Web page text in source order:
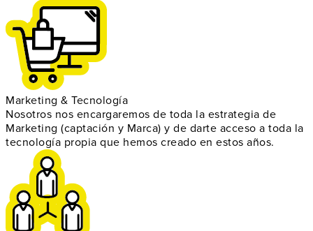
Marketing & Tecnología
Nosotros nos encargaremos de toda la estrategia de
Marketing (captación y Marca) y de darte acceso a toda la
tecnología propia que hemos creado en estos años.